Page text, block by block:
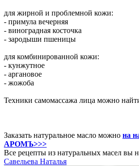
для жирной и проблемной кожи:
- примула вечерняя
- виноградная косточка
- зародыши пшеницы
для комбинированной кожи:
- кунжутное
- аргановое
- жожоба
Техники самомассажа лица можно
Заказать натуральное масло можно на
АРОМЪ>>>
Все рецепты из натуральных масел вы
Савельева Наталья